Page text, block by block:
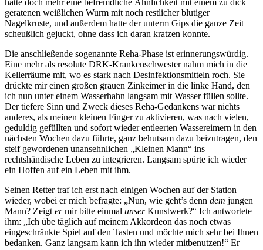
hatte doch mehr eine befremdliche Ähnlichkeit mit einem zu dick
geratenen weißlichen Wurm mit noch restlicher blutiger
Nagelkruste, und außerdem hatte der unterm Gips die ganze Zeit
scheußlich gejuckt, ohne dass ich daran kratzen konnte.
Die anschließende sogenannte Reha-Phase ist erinnerungswürdig.
Eine mehr als resolute DRK-Krankenschwester nahm mich in die
Kellerräume mit, wo es stark nach Desinfektionsmitteln roch. Sie
drückte mir einen großen grauen Zinkeimer in die linke Hand, den
ich nun unter einem Wasserhahn langsam mit Wasser füllen sollte.
Der tiefere Sinn und Zweck dieses Reha-Gedankens war nichts
anderes, als meinen kleinen Finger zu aktivieren, was nach vielen,
geduldig gefüllten und sofort wieder entleerten Wassereimern in den
nächsten Wochen dazu führte, ganz behutsam dazu beizutragen, den
steif gewordenen unansehnlichen
Kleinen Mann
ins
rechtshändische Leben zu integrieren. Langsam spürte ich wieder
ein Hoffen auf ein Leben mit ihm.
Seinen Retter traf ich erst nach einigen Wochen auf der Station
wieder, wobei er mich befragte:
Nun, wie geht’s denn dem jungen
Mann? Zeigtermir bitte einmal unserKunstwerk?
Ich antwortete
ihm:
Ich übe täglich auf meinem Akkordeon das noch etwas
eingeschränkte Spiel auf den Tasten und möchte mich sehr bei Ihnen
bedanken. Ganz langsam kann ich ihn wieder mitbenutzen!
Er